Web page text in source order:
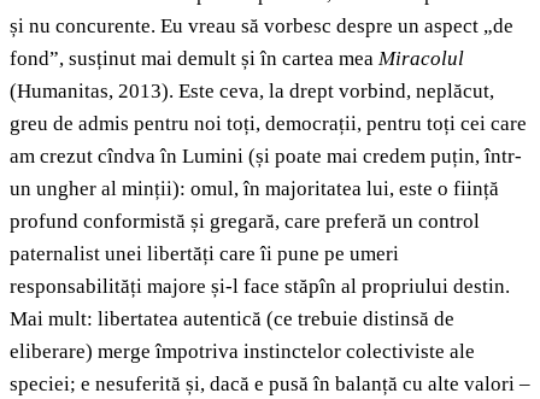
și nu concurente. Eu vreau să vorbesc despre un aspect „de
fond”, susținut mai demult și în cartea mea Miracolul
(Humanitas, 2013). Este ceva, la drept vorbind, neplăcut,
greu de admis pentru noi toți, democrații, pentru toți cei care
am crezut cîndva în Lumini (și poate mai credem puțin, într-
un ungher al minții): omul, în majoritatea lui, este o ființă
profund conformistă și gregară, care preferă un control
paternalist unei libertăți care îi pune pe umeri
responsabilități majore și-l face stăpîn al propriului destin.
Mai mult: libertatea autentică (ce trebuie distinsă de
eliberare) merge împotriva instinctelor colectiviste ale
speciei; e nesuferită și, dacă e pusă în balanță cu alte valori –